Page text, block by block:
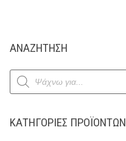
ΑΝΑΖΗΤΗΣΗ
Products
search
ΚΑΤΗΓΟΡΊΕΣ ΠΡΟΪΌΝΤΩΝ